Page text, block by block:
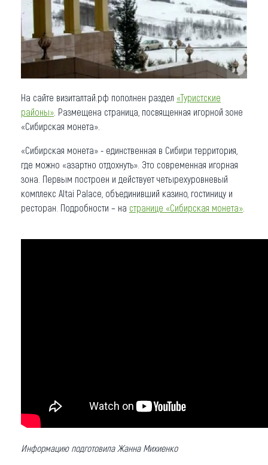
Другие рубрики
На сайте визиталтай.рф пополнен раздел «Туристские
районы» . Размещена страница, посвященная игорной зоне
«Сибирская монета».
«Сибирская монета» - единственная в Сибири территория,
где можно «азартно отдохнуть». Это современная игорная
зона. Первым построен и действует четырехуровневый
комплекс Altai Palace, объединивший казино, гостиницу и
ресторан. Подробности – на странице «Сибирская монета»
Информацию подготовила Жанна Михиенко